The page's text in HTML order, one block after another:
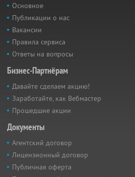
Основное
Публикации о нас
Вакансии
Правила сервиса
Ответы на вопросы
Бизнес-Партнёрам
Давайте сделаем акцию!
Заработайте, как Вебмастер
Прошедшие акции
Документы
Агентский договор
Лицензионный договор
Публичная оферта